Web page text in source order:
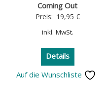
Coming Out
Preis: 19,95 €
inkl. MwSt.
Details
Auf die Wunschliste